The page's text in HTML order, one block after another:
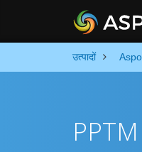
उत्पादों